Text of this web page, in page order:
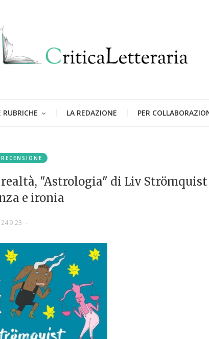
RUBRICHE LA REDAZIONE PER
"Astrologia" di Liv
e ironia
24.9.23 -